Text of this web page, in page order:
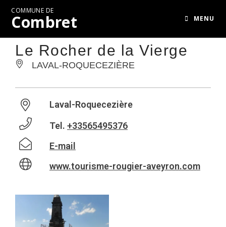
COMMUNE DE
Combret MENU
Le Rocher de la Vierge
LAVAL-ROQUECEZIÈRE
Laval-Roquecezière
Tel. +33565495376
E-mail
www.tourisme-rougier-aveyron.com